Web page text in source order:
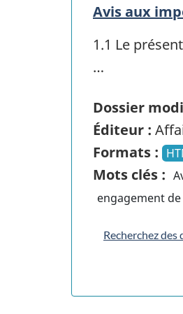
Avis aux
1.1 Le
…
Dossier
Éditeur :
Formats :
Mots clés :
engagement
Recherchez des